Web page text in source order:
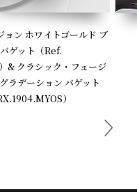
ン ホワイトゴールド ブ
ゲット（Ref.
クラシック・フュージ
デーション バゲット
）